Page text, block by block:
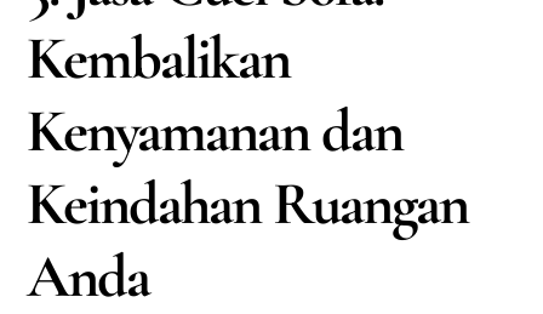
Kembalikan
Kenyamanan dan
Keindahan Ruangan
Anda